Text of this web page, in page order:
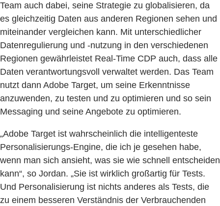
Team auch dabei, seine Strategie zu globalisieren, da
es gleichzeitig Daten aus anderen Regionen sehen und
miteinander vergleichen kann. Mit unterschiedlicher
Datenregulierung und -nutzung in den verschiedenen
Regionen gewährleistet Real-Time CDP auch, dass alle
Daten verantwortungsvoll verwaltet werden. Das Team
nutzt dann Adobe Target, um seine Erkenntnisse
anzuwenden, zu testen und zu optimieren und so sein
Messaging und seine Angebote zu optimieren.
„Adobe Target ist wahrscheinlich die intelligenteste
Personalisierungs-Engine, die ich je gesehen habe,
wenn man sich ansieht, was sie wie schnell entscheiden
kann“, so Jordan. „Sie ist wirklich großartig für Tests.
Und Personalisierung ist nichts anderes als Tests, die
zu einem besseren Verständnis der Verbrauchenden